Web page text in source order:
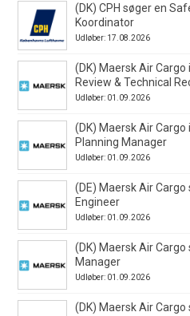
(DK) CPH søger en
Koordinator
Udløber: 17.08.2026
(DK) Maersk Air
Review & Technical
Udløber: 01.09.2026
(DK) Maersk Air
Planning Manager
Udløber: 01.09.2026
(DE) Maersk Air
Engineer
Udløber: 01.09.2026
(DK) Maersk Air
Manager
Udløber: 01.09.2026
(DK) Maersk Air